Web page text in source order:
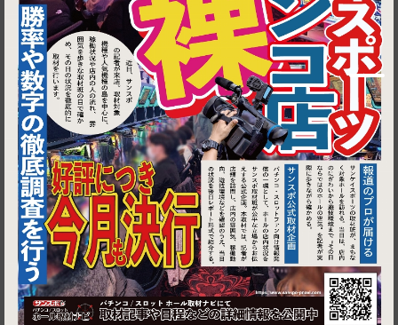
1
埼玉県春日部市中央1-9-13